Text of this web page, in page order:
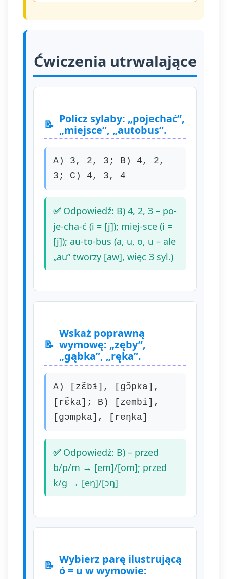
Ćwiczenia utrwalające
Policz sylaby: „pojechać”,
„miejsce”, „autobus”.
A) 3, 2, 3; B) 4, 2,
3; C) 4, 3, 4
Odpowiedź: B) 4, 2, 3 – po-
je-cha-ć (i = [j]); miej-sce (i =
[j]); au-to-bus (a, u, o, u – ale
„au” tworzy [aw], więc 3 syl.)
Wskaż poprawną
wymowę: „zęby”,
„gąbka”, „ręka”.
A) [zɛ̃bɨ], [gɔ̃pka],
[rɛ̃ka]; B) [zembɨ],
[gɔmpka], [reŋka]
Odpowiedź: B) – przed
b/p/m → [em]/[om]; przed
k/g → [eŋ]/[ɔŋ]
Wybierz parę ilustrującą
ó = u w wymowie: